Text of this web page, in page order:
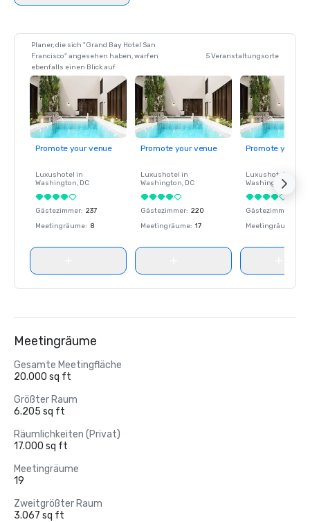
Planer, die sich "Grand Bay Hotel San
Francisco" angesehen haben, warfen
ebenfalls einen Blick auf
5 Veranstaltungsorte
Promote your venue
Luxushotel in
Washington, DC
Gästezimmer: 237
Meetingräume: 8
Promote your venue
Luxushotel in
Washington, DC
Gästezimmer: 220
Meetingräume: 17
Promote your
Luxushotel in
Washington
Gästezimmer
Meetingräume
Meetingräume
Gesamte Meetingfläche
20.000 sq ft
Größter Raum
6.205 sq ft
Räumlichkeiten (Privat)
17.000 sq ft
Meetingräume
19
Zweitgrößter Raum
3.067 sq ft